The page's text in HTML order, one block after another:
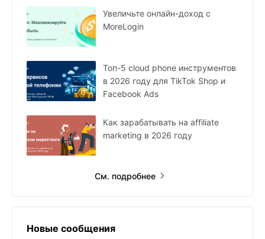
Увеличьте онлайн-доход с
MoreLogin
Топ-5 cloud phone инструментов
в 2026 году для TikTok Shop и
Facebook Ads
Как зарабатывать на affiliate
marketing в 2026 году
См. подробнее
Новые сообщения